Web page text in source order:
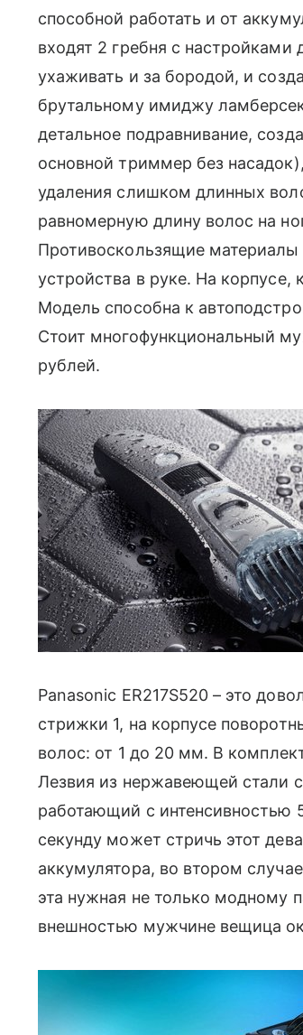
способной работать и от
входят 2 гребня с
ухаживать и за бородой, и
брутальному имиджу
детальное подравнивание,
основной триммер без
удаления слишком длинных
равномерную длину волос на
Противоскользящие
устройства в руке. На корпусе,
Модель способна к
Стоит многофункциональный
рублей.
Panasonic ER217S520 – это
стрижки 1, на корпусе
волос: от 1 до 20 мм. В
Лезвия из нержавеющей стали
работающий с интенсивностью
секунду может стричь этот
аккумулятора, во втором
эта нужная не только модному
внешностью мужчине вещица